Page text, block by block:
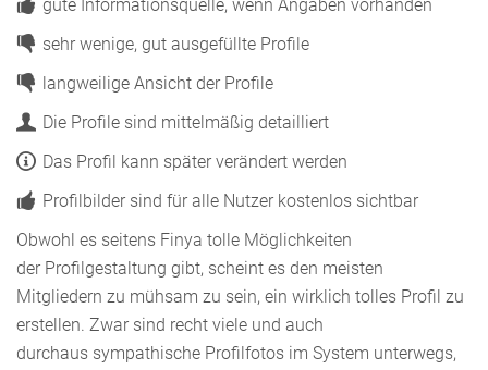
gute Informationsquelle, wenn Angaben vorhanden
sehr wenige, gut ausgefüllte Profile
langweilige Ansicht der Profile
Die Profile sind mittelmäßig detailliert
Das Profil kann später verändert werden
Profilbilder sind für alle Nutzer kostenlos sichtbar
Obwohl es seitens Finya tolle Möglichkeiten
der Profilgestaltung gibt, scheint es den meisten
Mitgliedern zu mühsam zu sein, ein wirklich tolles Profil zu
erstellen. Zwar sind recht viele und auch
durchaus sympathische Profilfotos im System unterwegs,